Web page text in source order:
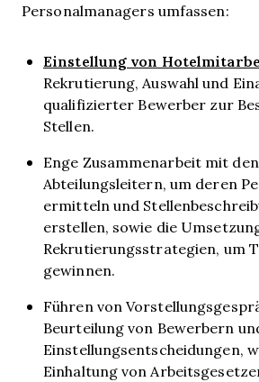
Personalmanagers umfassen:
Einstellung von
Rekrutierung, Auswahl und
qualifizierter Bewerber zur
Stellen.
Enge Zusammenarbeit mit den
Abteilungsleitern, um deren
ermitteln und
erstellen, sowie die
Rekrutierungsstrategien, um
gewinnen.
Führen von
Beurteilung von Bewerbern
Einstellungsentscheidungen,
Einhaltung von